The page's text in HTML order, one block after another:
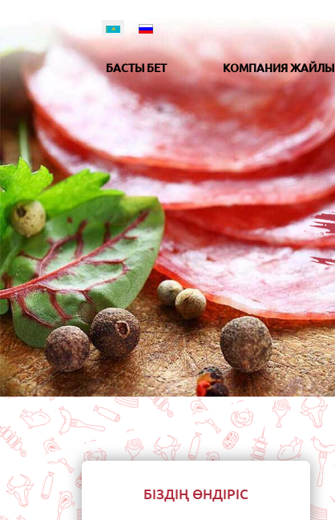
БАСТЫ БЕТ КОМПАНИЯ ЖАЙЛЫ
БІЗДІҢ ӨНДІРІС